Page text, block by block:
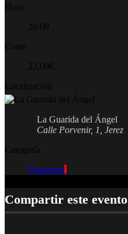
Hora
20:00
Coste
23,00€
Localización
La Guarida del Ángel
Calle Porvenir, 1, Jerez
Categoría
Flamenco
Compartir este evento